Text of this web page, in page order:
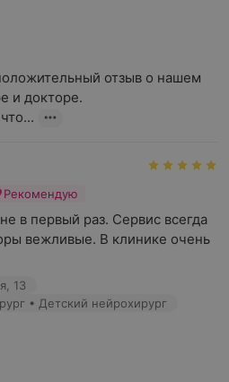
отзыв о нашем
и докторе.
Рекомендую
в первый раз. Сервис всегда
вежливые. В клинике очень
13
• Детский нейрохирург